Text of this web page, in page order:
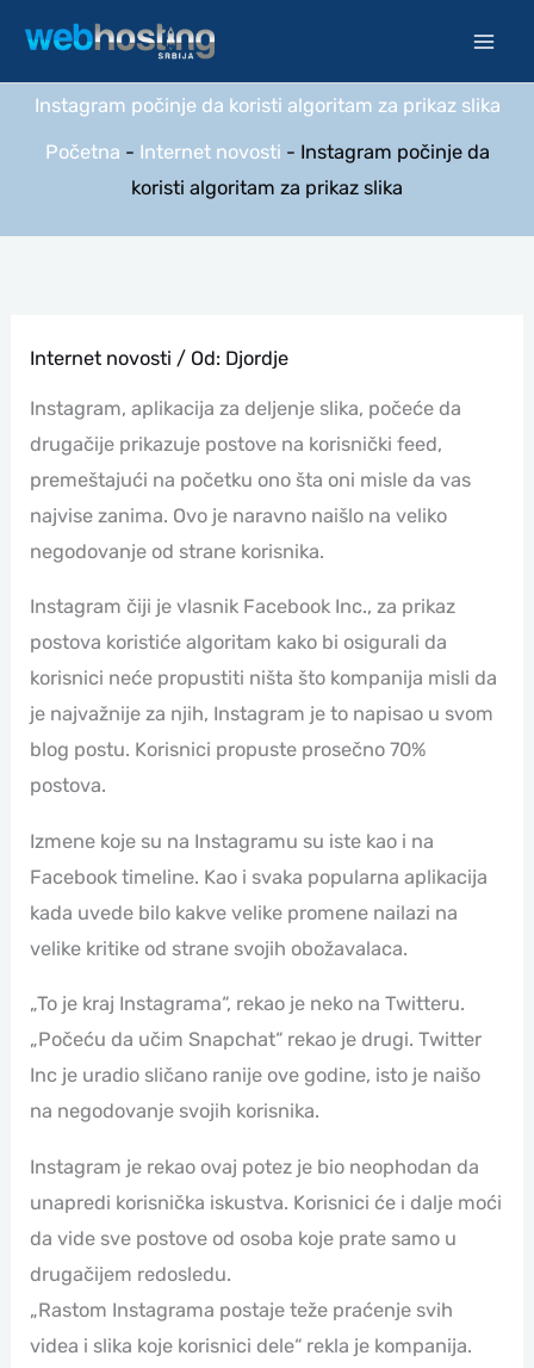
sadržaj
Instagram počinje da koristi algoritam za prikaz slika
Početna - Internet novosti - Instagram počinje da
koristi algoritam za prikaz slika
Internet novosti / Od: Djordje
Instagram, aplikacija za deljenje slika, počeće da
drugačije prikazuje postove na korisnički feed,
premeštajući na početku ono šta oni misle da vas
najvise zanima. Ovo je naravno naišlo na veliko
negodovanje od strane korisnika.
Instagram čiji je vlasnik Facebook Inc., za prikaz
postova koristiće algoritam kako bi osigurali da
korisnici neće propustiti ništa što kompanija misli da
je najvažnije za njih, Instagram je to napisao u svom
blog postu. Korisnici propuste prosečno 70%
postova.
Izmene koje su na Instagramu su iste kao i na
Facebook timeline. Kao i svaka popularna aplikacija
kada uvede bilo kakve velike promene nailazi na
velike kritike od strane svojih obožavalaca.
„To je kraj Instagrama“, rekao je neko na Twitteru.
„Počeću da učim Snapchat“ rekao je drugi. Twitter
Inc je uradio sličano ranije ove godine, isto je naišo
na negodovanje svojih korisnika.
Instagram je rekao ovaj potez je bio neophodan da
unapredi korisnička iskustva. Korisnici će i dalje moći
da vide sve postove od osoba koje prate samo u
drugačijem redosledu.
„Rastom Instagrama postaje teže praćenje svih
videa i slika koje korisnici dele“ rekla je kompanija.